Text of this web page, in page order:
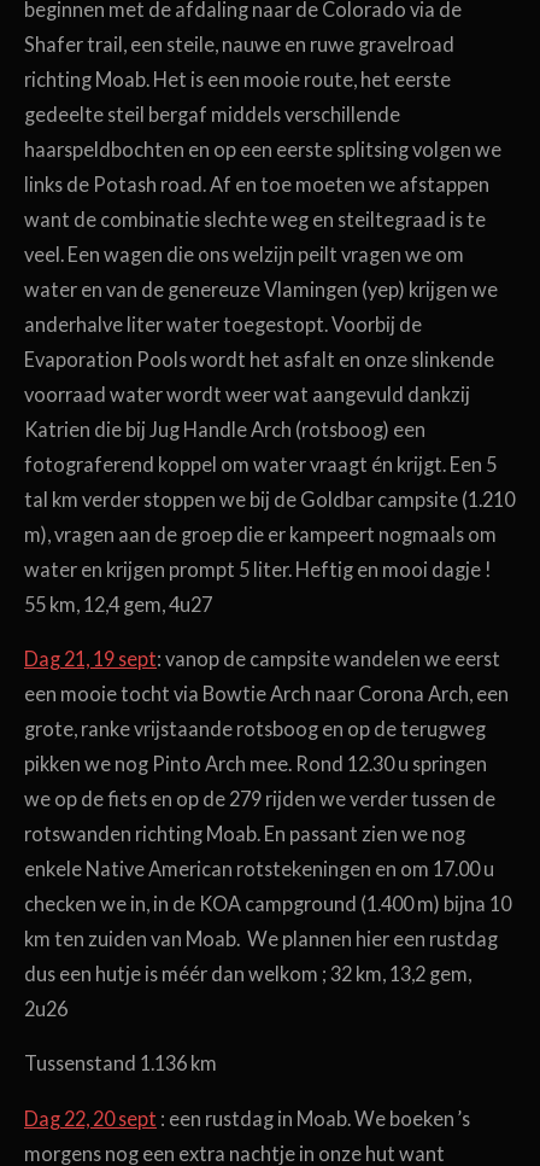
beginnen met de afdaling naar de Colorado via de
Shafer trail, een steile, nauwe en ruwe gravelroad
richting Moab. Het is een mooie route, het eerste
gedeelte steil bergaf middels verschillende
haarspeldbochten en op een eerste splitsing volgen we
links de Potash road. Af en toe moeten we afstappen
want de combinatie slechte weg en steiltegraad is te
veel. Een wagen die ons welzijn peilt vragen we om
water en van de genereuze Vlamingen (yep) krijgen we
anderhalve liter water toegestopt. Voorbij de
Evaporation Pools wordt het asfalt en onze slinkende
voorraad water wordt weer wat aangevuld dankzij
Katrien die bij Jug Handle Arch (rotsboog) een
fotograferend koppel om water vraagt én krijgt. Een 5
tal km verder stoppen we bij de Goldbar campsite (1.210
m), vragen aan de groep die er kampeert nogmaals om
water en krijgen prompt 5 liter. Heftig en mooi dagje !
55 km, 12,4 gem, 4u27
Dag 21, 19 sept: vanop de campsite wandelen we eerst
een mooie tocht via Bowtie Arch naar Corona Arch, een
grote, ranke vrijstaande rotsboog en op de terugweg
pikken we nog Pinto Arch mee. Rond 12.30 u springen
we op de fiets en op de 279 rijden we verder tussen de
rotswanden richting Moab. En passant zien we nog
enkele Native American rotstekeningen en om 17.00 u
checken we in, in de KOA campground (1.400 m) bijna 10
km ten zuiden van Moab. We plannen hier een rustdag
dus een hutje is méér dan welkom ; 32 km, 13,2 gem,
2u26
Tussenstand 1.136 km
Dag 22, 20 sept : een rustdag in Moab. We boeken ’s
morgens nog een extra nachtje in onze hut want